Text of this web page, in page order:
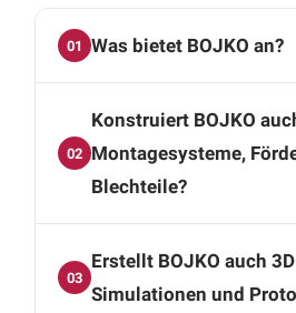
01 Was bietet BOJKO an?
und 3D-Modellierung über
Prototypen bis zu
Montagesystemen, Zuführ-
Abdeckungen.
02
Konstruiert BOJKO
Montagesysteme,
Blechteile?
Montagesysteme, Zuführ-
sowie Lösungen zur
03
Erstellt BOJKO auch
Simulationen und